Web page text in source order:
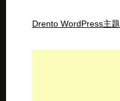
Drento WordPress主题